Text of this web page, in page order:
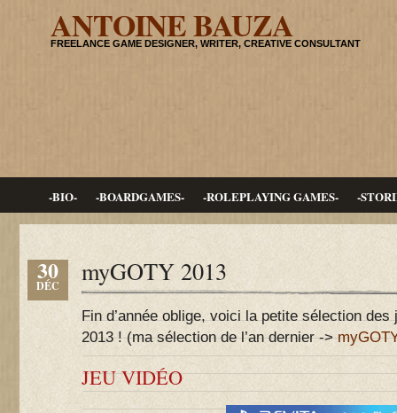
ANTOINE BAUZA
FREELANCE GAME DESIGNER, WRITER, CREATIVE CONSULTANT
-BIO- -BOARDGAMES- -ROLEPLAYING GAMES- -
30
DÉC myGOTY 2013
Fin d’année oblige, voici la petite sélection des
2013 ! (ma sélection de l’an dernier ->
JEU VIDÉO